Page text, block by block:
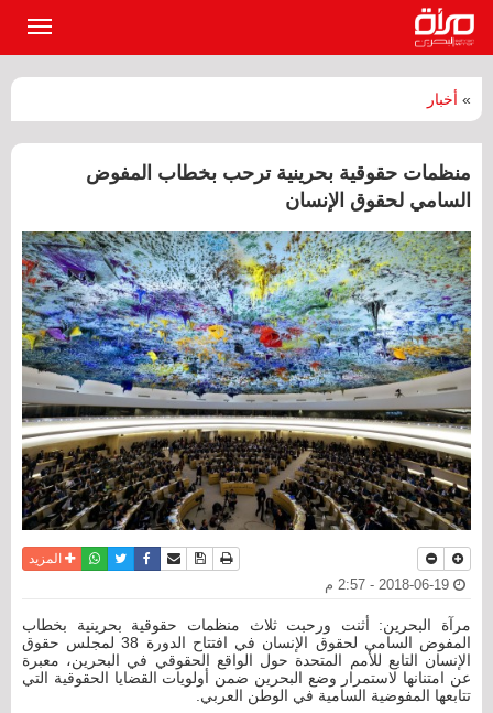
» أخبار
منظمات حقوقية بحرينية ترحب بخطاب المفوض
السامي لحقوق الإنسان
نسخة للطباعة
حفظ الموضوع
أرسل الى صديق
فيسبوكتويترواتسابالمزيد
مرآة البحرين: أثنت ورحبت ثلاث منظمات حقوقية بحرينية بخطاب
المفوض السامي لحقوق الإنسان في افتتاح الدورة 38 لمجلس حقوق
الإنسان التابع للأمم المتحدة حول الواقع الحقوقي في البحرين، معبرة
عن امتنانها لاستمرار وضع البحرين ضمن أولويات القضايا الحقوقية التي
تتابعها المفوضية السامية في الوطن العربي.